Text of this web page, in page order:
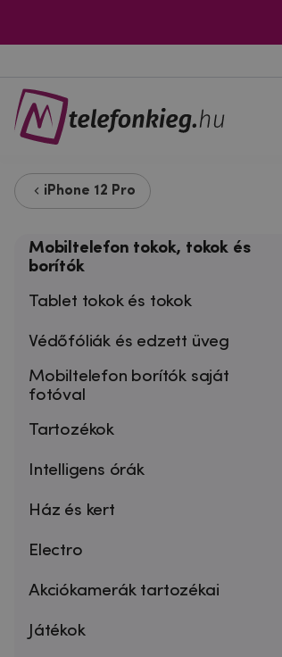
iPhone 12 Pro
Mobiltelefon tokok, tokok és
borítók
Tablet tokok és tokok
Védőfóliák és edzett üveg
Mobiltelefon borítók saját
fotóval
Tartozékok
Intelligens órák
Ház és kert
Electro
Akciókamerák tartozékai
Játékok